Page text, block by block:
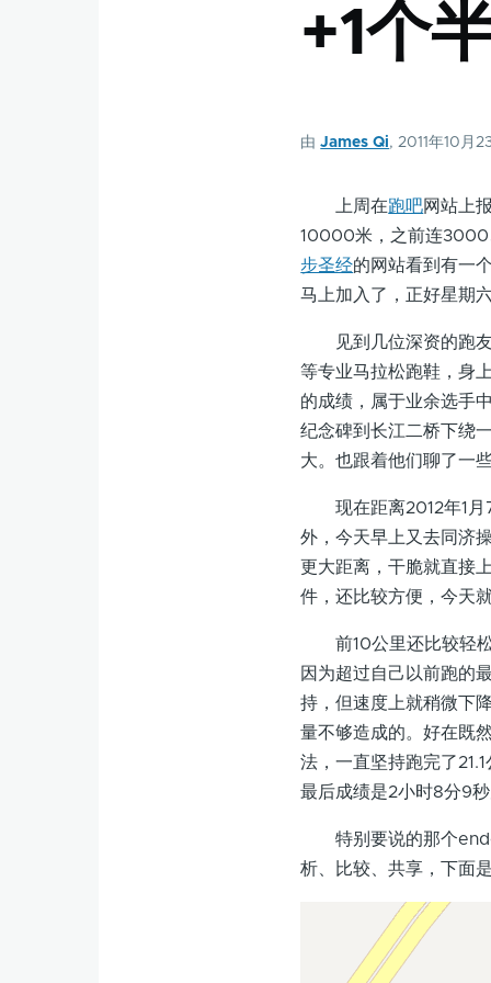
+1个
由James Qi, 2011年10月
上周在跑吧网站上
10000米，之前连3000
步圣经的网站看到有一
马上加入了，正好星期
见到几位深资的跑友
等专业马拉松跑鞋，身
的成绩，属于业余选手
纪念碑到长江二桥下绕
大。也跟着他们聊了一
现在距离2012年1月7
外，今天早上又去同济
更大距离，干脆就直接
件，还比较方便，今天
前10公里还比较轻松
因为超过自己以前跑的
持，但速度上就稍微下
量不够造成的。好在既
法，一直坚持跑完了
最后成绩是2小时8分9
特别要说的那个
析、比较、共享，下面